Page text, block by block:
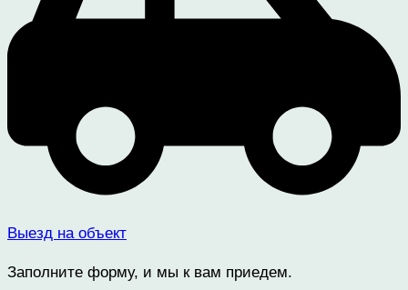
Выезд на объект
Заполните форму, и мы к вам приедем.